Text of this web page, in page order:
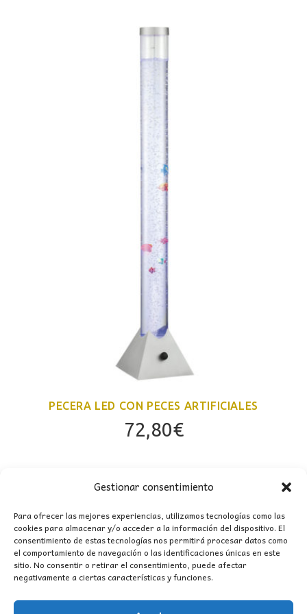
Gestionar consentimiento
Para ofrecer las mejores experiencias, utilizamos tecnologías como las
cookies para almacenar y/o acceder a la información del dispositivo. El
consentimiento de estas tecnologías nos permitirá procesar datos como
el comportamiento de navegación o las identificaciones únicas en este
sitio. No consentir o retirar el consentimiento, puede afectar
negativamente a ciertas características y funciones.
PECERA LED CON PECES ARTIFICIALES
72,80€
CONTACTO
MI CUENTA